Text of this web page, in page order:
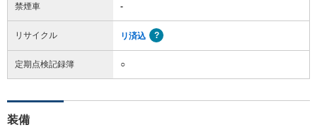
禁煙車 -
リサイクル リ済込
定期点検記録簿 ○
装備